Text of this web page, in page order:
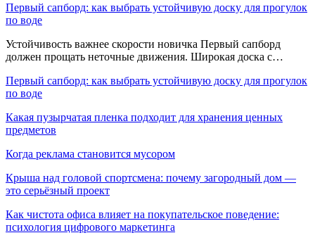
Первый сапборд: как выбрать устойчивую доску для прогулок
по воде
Устойчивость важнее скорости новичка Первый сапборд
должен прощать неточные движения. Широкая доска с…
Первый сапборд: как выбрать устойчивую доску для прогулок
по воде
Какая пузырчатая пленка подходит для хранения ценных
предметов
Когда реклама становится мусором
Крыша над головой спортсмена: почему загородный дом —
это серьёзный проект
Как чистота офиса влияет на покупательское поведение:
психология цифрового маркетинга